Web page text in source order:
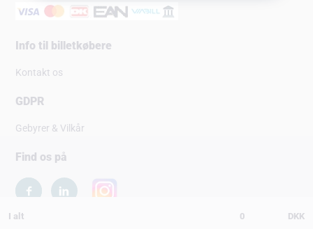
I alt 0 DKK
Info til billetkøbere
Kontakt os
GDPR
Gebyrer & Vilkår
Find os på